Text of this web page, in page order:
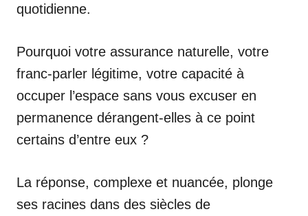
quotidienne.
Pourquoi votre assurance naturelle, votre
franc-parler légitime, votre capacité à
occuper l’espace sans vous excuser en
permanence dérangent-elles à ce point
certains d’entre eux ?
La réponse, complexe et nuancée, plonge
ses racines dans des siècles de